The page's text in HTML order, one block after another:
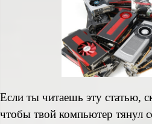
Если ты читаешь эту статью,
чтобы твой компьютер тянул